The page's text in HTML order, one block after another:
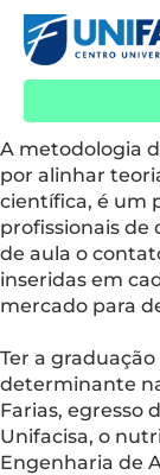
A metodologia
por alinhar
científica, é um
profissionais de
de aula o
inseridas em
mercado para
Ter a
determinante
Farias, egresso
Unifacisa, o
Engenharia de